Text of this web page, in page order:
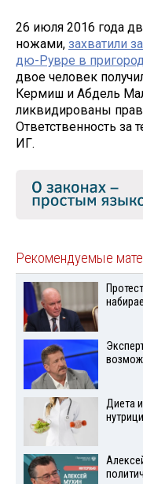
26 июля 2016 года
ножами, захватили
дю-Рувре в
двое человек
Кермиш и Абдель
ликвидированы
Ответственность за
ИГ.
Рекомендуемые
Диета